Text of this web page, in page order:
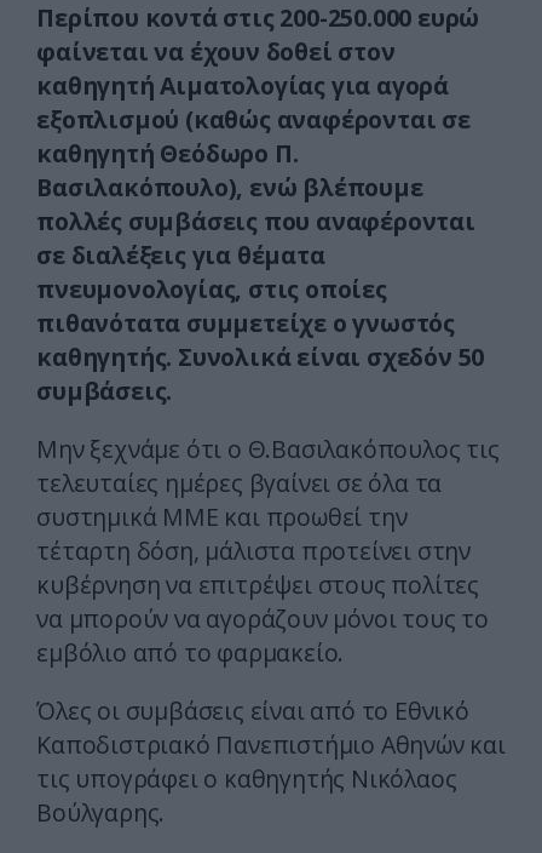
Περίπου κοντά στις 200-250.000 ευρώ
φαίνεται να έχουν δοθεί στον
καθηγητή Αιματολογίας για αγορά
εξοπλισμού (καθώς αναφέρονται σε
καθηγητή Θεόδωρο Π.
Βασιλακόπουλο), ενώ βλέπουμε
πολλές συμβάσεις που αναφέρονται
σε διαλέξεις για θέματα
πνευμονολογίας, στις οποίες
πιθανότατα συμμετείχε ο γνωστός
καθηγητής. Συνολικά είναι σχεδόν 50
συμβάσεις.
Μην ξεχνάμε ότι ο Θ.Βασιλακόπουλος τις
τελευταίες ημέρες βγαίνει σε όλα τα
συστημικά ΜΜΕ και προωθεί την
τέταρτη δόση, μάλιστα προτείνει στην
κυβέρνηση να επιτρέψει στους πολίτες
να μπορούν να αγοράζουν μόνοι τους το
εμβόλιο από το φαρμακείο.
Όλες οι συμβάσεις είναι από το Εθνικό
Καποδιστριακό Πανεπιστήμιο Αθηνών και
τις υπογράφει ο καθηγητής Νικόλαος
Βούλγαρης.